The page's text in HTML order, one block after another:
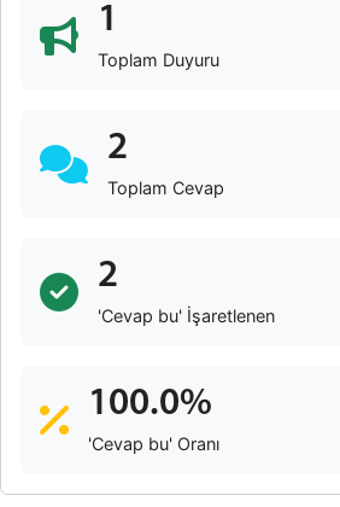
1
Toplam Duyuru
2
Toplam Cevap
2
'Cevap bu' İşaretlenen
100.0%
'Cevap bu' Oranı